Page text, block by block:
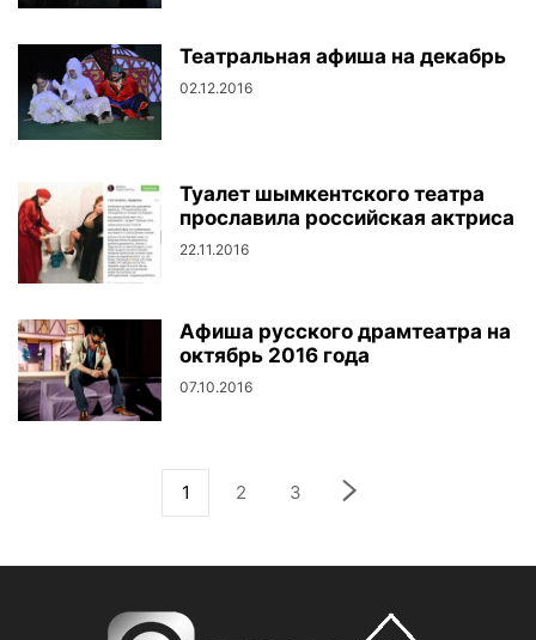
Театральная афиша на декабрь
02.12.2016
Туалет шымкентского театра
прославила российская актриса
22.11.2016
Афиша русского драмтеатра на
октябрь 2016 года
07.10.2016
1 2 3